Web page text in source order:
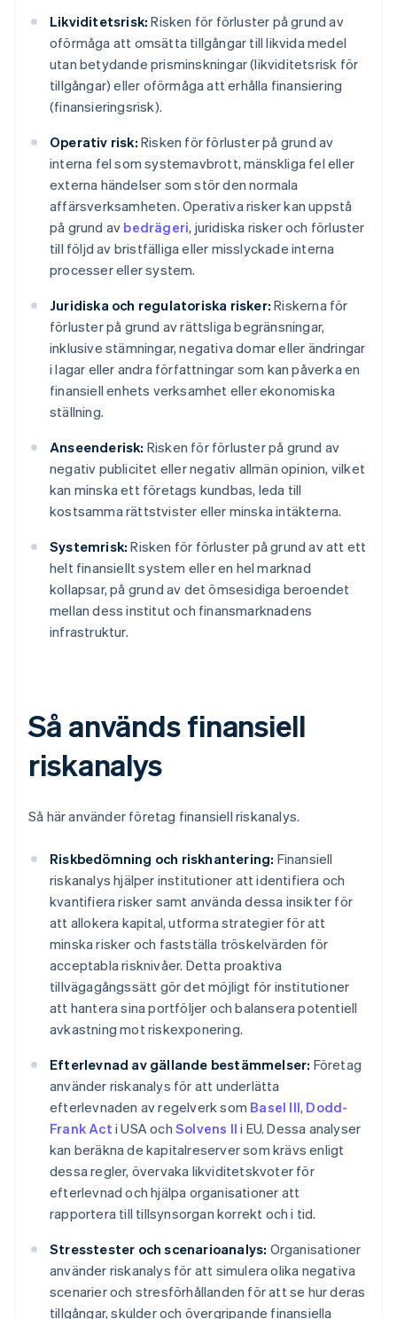
Likviditetsrisk: Risken för förluster på grund av
oförmåga att omsätta tillgångar till likvida medel
utan betydande prisminskningar (likviditetsrisk för
tillgångar) eller oförmåga att erhålla finansiering
(finansieringsrisk).
Operativ risk: Risken för förluster på grund av
interna fel som systemavbrott, mänskliga fel eller
externa händelser som stör den normala
affärsverksamheten. Operativa risker kan uppstå
på grund av bedrägeri, juridiska risker och förluster
till följd av bristfälliga eller misslyckade interna
processer eller system.
Juridiska och regulatoriska risker: Riskerna för
förluster på grund av rättsliga begränsningar,
inklusive stämningar, negativa domar eller ändringar
i lagar eller andra författningar som kan påverka en
finansiell enhets verksamhet eller ekonomiska
ställning.
Anseenderisk: Risken för förluster på grund av
negativ publicitet eller negativ allmän opinion, vilket
kan minska ett företags kundbas, leda till
kostsamma rättstvister eller minska intäkterna.
Systemrisk: Risken för förluster på grund av att ett
helt finansiellt system eller en hel marknad
kollapsar, på grund av det ömsesidiga beroendet
mellan dess institut och finansmarknadens
infrastruktur.
Så används finansiell
riskanalys
Så här använder företag finansiell riskanalys.
Riskbedömning och riskhantering: Finansiell
riskanalys hjälper institutioner att identifiera och
kvantifiera risker samt använda dessa insikter för
att allokera kapital, utforma strategier för att
minska risker och fastställa tröskelvärden för
acceptabla risknivåer. Detta proaktiva
tillvägagångssätt gör det möjligt för institutioner
att hantera sina portföljer och balansera potentiell
avkastning mot riskexponering.
Efterlevnad av gällande bestämmelser: Företag
använder riskanalys för att underlätta
efterlevnaden av regelverk som Basel III, Dodd-
Frank Act i USA ochSolvens II i EU. Dessa analyser
kan beräkna de kapitalreserver som krävs enligt
dessa regler, övervaka likviditetskvoter för
efterlevnad och hjälpa organisationer att
rapportera till tillsynsorgan korrekt och i tid.
Stresstester och scenarioanalys: Organisationer
använder riskanalys för att simulera olika negativa
scenarier och stresförhållanden för att se hur deras
tillgångar, skulder och övergripande finansiella